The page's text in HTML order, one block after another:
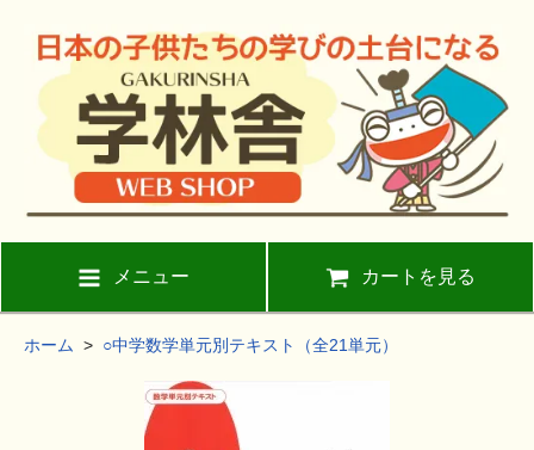
メニュー カートを見る
ホーム > ○中学数学単元別テキスト（全21単元）